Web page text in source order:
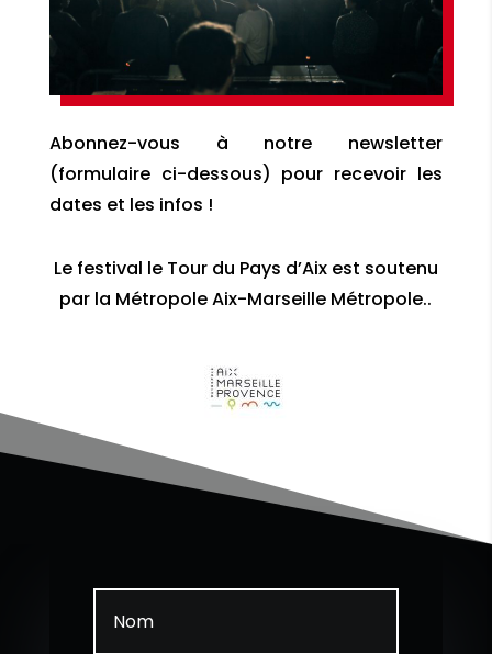
Abonnez-vous à notre newsletter
(formulaire ci-dessous) pour recevoir les
dates et les infos !
Le festival le Tour du Pays d’Aix est soutenu
par la Métropole Aix-Marseille Métropole..